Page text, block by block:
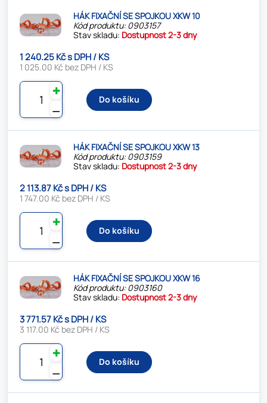
HÁK FIXAČNÍ SE SPOJKOU XKW 10
Kód produktu: 0903157
Stav skladu: Dostupnost 2-3 dny
1 240.25 Kč s DPH / KS
1 025.00 Kč bez DPH / KS
⚊
✚
Do košíku
HÁK FIXAČNÍ SE SPOJKOU XKW 13
Kód produktu: 0903159
Stav skladu: Dostupnost 2-3 dny
2 113.87 Kč s DPH / KS
1 747.00 Kč bez DPH / KS
⚊
✚
Do košíku
HÁK FIXAČNÍ SE SPOJKOU XKW 16
Kód produktu: 0903160
Stav skladu: Dostupnost 2-3 dny
3 771.57 Kč s DPH / KS
3 117.00 Kč bez DPH / KS
⚊
✚
Do košíku